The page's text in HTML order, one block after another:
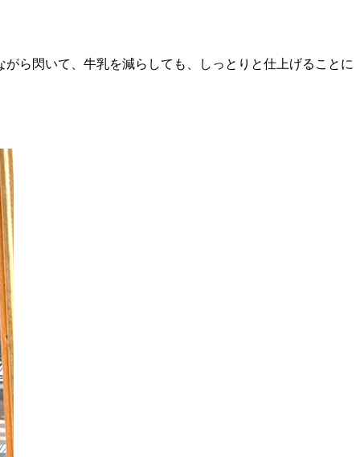
ら閃いて、牛乳を減らしても、しっとりと仕上げることに